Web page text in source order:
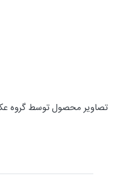
تصاویر محصول توسط گروه